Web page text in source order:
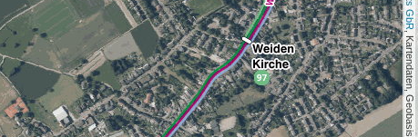
, Kartendaten, Geobasisdaten: ©